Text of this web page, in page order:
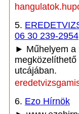
5.
06 30 239-2954
► Műhelyem a
utcájában.
6. Ezo Hírnök